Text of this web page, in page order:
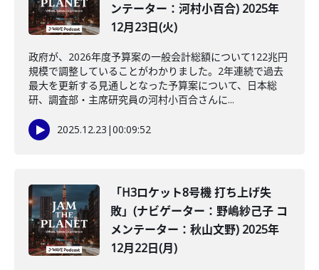
ンテーター：河村小百合) 2025年
12月23日(火)
政府が、2026年度予算案の一般会計総額について122兆円
規模で調整していることがわかりました。2年連続で過去
最大を更新する見通しとなった予算案について、日本総
研、調査部・主席研究員の河村小百合さんに...
2025.12.23 |00:09:52
「H3ロケット8号機 打ち上げ失
敗」(ナビゲーター：野嶋紗己子 コ
メンテーター：秋山文野) 2025年
12月22日(月)